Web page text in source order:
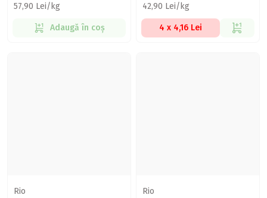
57,90 Lei/kg
Adaugă în coș
42,90 Lei/kg
4 x 4,16 Lei
Rio
Rio